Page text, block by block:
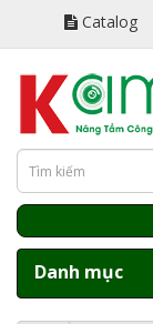
Catalog
Danh mục